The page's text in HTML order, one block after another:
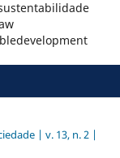
| v. 13, n. 2 |